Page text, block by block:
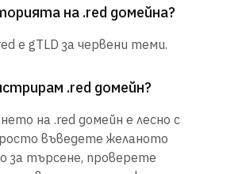
на .red домейна?
е gTLD за червени теми.
.red домейн?
на .red домейн е лесно с
въведете желаното
за търсене, проверете